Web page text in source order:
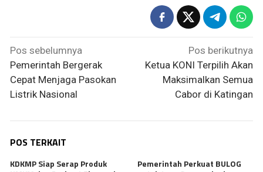
Navigasi
pos
Pos sebelumnya
Pemerintah Bergerak
Cepat Menjaga Pasokan
Listrik Nasional
Pos berikutnya
Ketua KONI Terpilih Akan
Maksimalkan Semua
Cabor di Katingan
POS TERKAIT
KDKMP Siap Serap Produk
Pemerintah Perkuat BULOG